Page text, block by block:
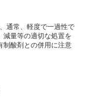
通常、軽度で一過性で
減量等の適切な処置を
制酸剤との併用に注意